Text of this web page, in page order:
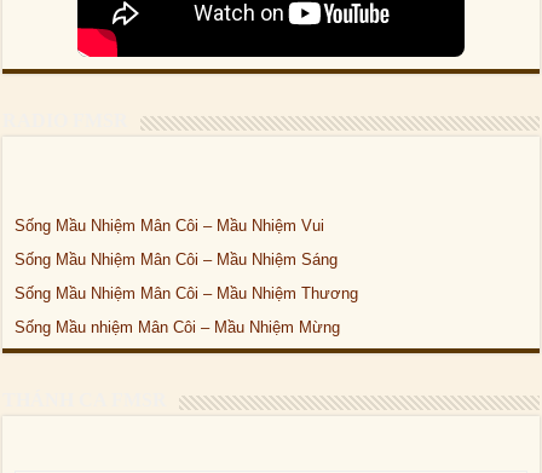
Sống Mầu Nhiệm Mân Côi – Mầu Nhiệm Vui
Sống Mầu Nhiệm Mân Côi – Mầu Nhiệm Sáng
Sống Mầu Nhiệm Mân Côi – Mầu Nhiệm Thương
Sống Mầu nhiệm Mân Côi – Mầu Nhiệm Mừng